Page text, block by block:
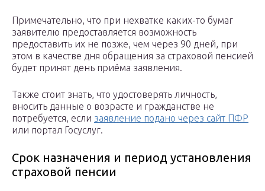
Примечательно, что при нехватке каких-то бумаг
заявителю предоставляется возможность
предоставить их не позже, чем через 90 дней, при
этом в качестве дня обращения за страховой пенсией
будет принят день приёма заявления.
Также стоит знать, что удостоверять личность,
вносить данные о возрасте и гражданстве не
потребуется, если заявление подано через сайт ПФР
или портал Госуслуг.
Срок назначения и период установления
страховой пенсии